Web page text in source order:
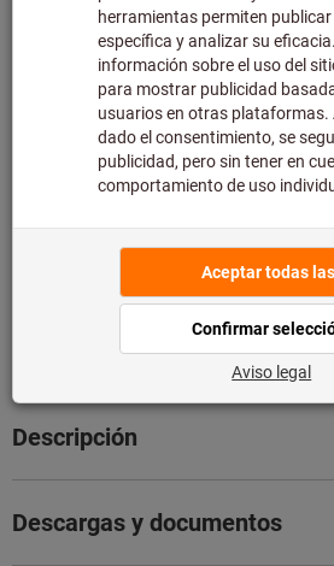
Reenvío de la entrega
Tenga en cuenta el mayor
de asesoramiento técnico
Pedimos este artículo para
fabricante, ya que no forma
principal y, por tanto, no lo
Añadir a la lista de deseos
Detalles de producto
Descripción
Descargas y documentos